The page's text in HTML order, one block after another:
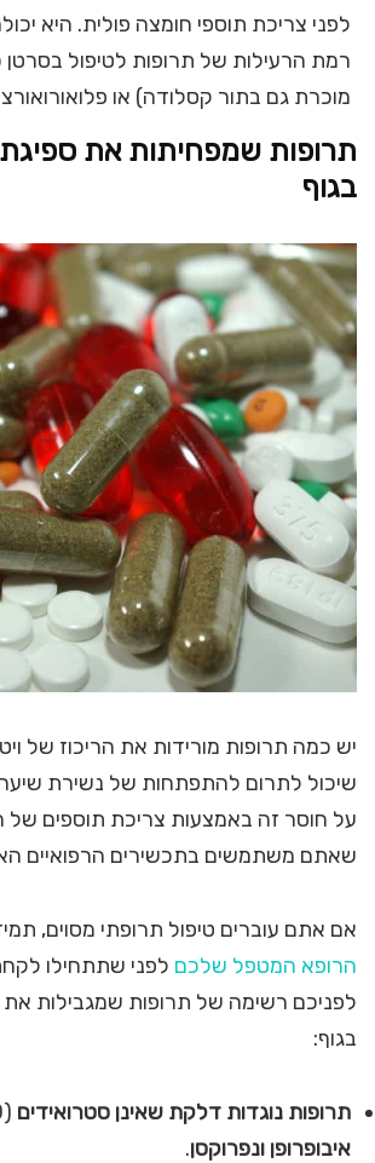
לפני צריכת תוספי חומצה פולית. היא
רמת הרעילות של תרופות לטיפול בסרטן
מוכרת גם בתור קסלודה) או
תרופות שמפחיתות את
בגוף
שיכול לתרום להתפתחות של נשירת
על חוסר זה באמצעות צריכת תוספים של
שאתם משתמשים בתכשירים הרפואיים
אם אתם עוברים טיפול תרופתי מסוים,
הרופא המטפל שלכם לפני שתתחילו
לפניכם רשימה של תרופות שמגבילות
בגוף:
תרופות נוגדות דלקת שאינן סטרואידים (NSAID) כמו
איבופרופן ונפרוקסן.